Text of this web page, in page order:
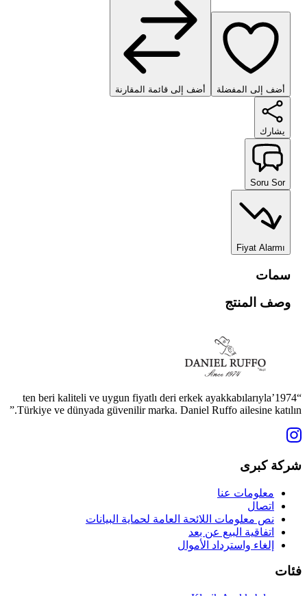
أضف إلى المفضلة أضف إلى قائمة المقارنة
يشارك
Soru Sor
Fiyat Alarmı
سمات
وصف المنتج
“1974’ten beri kaliteli ve uygun fiyatlı deri erkek ayakkabılarıyla
Türkiye ve dünyada güvenilir marka. Daniel Ruffo ailesine katılın.”
شركة كبرى
معلومات عنا
اتصال
نص معلومات اللائحة العامة لحماية البيانات
اتفاقية البيع عن بعد
إلغاء واسترداد الأموال
فئات